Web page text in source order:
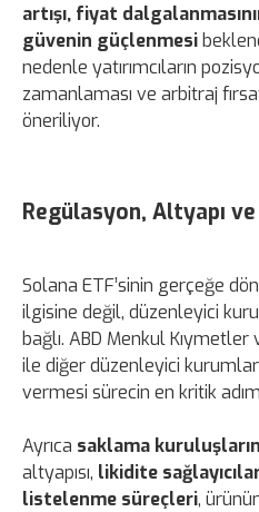
artışı, fiyat
güvenin güçlenmesi
nedenle yatırımcıların
zamanlaması ve arbitraj
öneriliyor.
Regülasyon, Altyapı
Solana ETF’sinin gerçeğe
ilgisine değil, düzenleyici
bağlı. ABD Menkul Kıymetler
ile diğer düzenleyici
vermesi sürecin en kritik
Ayrıca saklama
altyapısı, likidite
listelenme süreçleri,